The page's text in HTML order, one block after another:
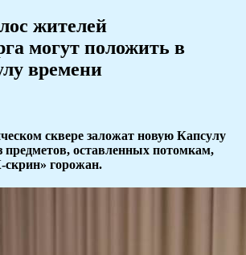
жителей
могут положить в
времени
сквере заложат новую Капсулу
оставленных потомкам,
горожан.